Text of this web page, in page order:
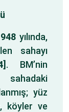
yılında,
sahayı
. BM’nin
yüz
köyler ve